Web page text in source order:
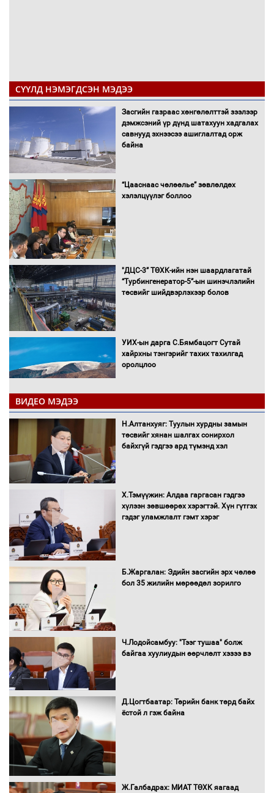
СҮҮЛД НЭМЭГДСЭН МЭДЭЭ
Засгийн газраас хөнгөлөлттэй зээлээр
дэмжсэний үр дүнд шатахуун хадгалах
савнууд эхнээсээ ашиглалтад орж
байна
“Цааснаас чөлөөлье” зөвлөлдөх
хэлэлцүүлэг боллоо
"ДЦС-3” ТӨХК-ийн нэн шаардлагатай
“Турбингенератор-5”-ын шинэчлэлийн
төсвийг шийдвэрлэхээр болов
УИХ-ын дарга С.Бямбацогт Сутай
хайрхны тэнгэрийг тахих тахилгад
оролцлоо
С.Амарсайхан: Иргэдийг хохироосон
ААН-ийн нуугтмал хөрөнгийг
битүүмжлэнэ
Н.Номтойбаяр: Аймгуудад тулгамдаж
буй асуудлуудыг Засгийн газрын
хуралдаанд танилцуулж,
эрэгтэйчүүдийн волейболын тэмцээнд
оролцож байгаа баг тамирчдад
Автобензин, дизель түлшний онцгой
ВИДЕО МЭДЭЭ
Н.Алтанхуяг: Туулын хурдны замын
төсвийг хянан шалгах сонирхол
байхгүй гэдгээ ард түмэнд хэл
Х.Тэмүүжин: Алдаа гаргасан гэдгээ
хүлээн зөвшөөрөх хэрэгтэй. Хүн гүтгэх
гэдэг уламжлалт гэмт хэрэг
Б.Жаргалан: Эдийн засгийн эрх чөлөө
бол 35 жилийн мөрөөдөл зорилго
Ч.Лодойсамбуу: "Тээг тушаа" болж
байгаа хуулиудын өөрчлөлт хэзээ вэ
Д.Цогтбаатар: Төрийн банк төрд байх
ёстой л гэж байна
Ж.Галбадрах: МИАТ ТӨХК яагаад